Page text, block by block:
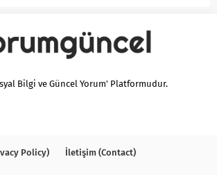
Bilgi ve Güncel Yorum' Platformudur.
Policy) İletişim (Contact)